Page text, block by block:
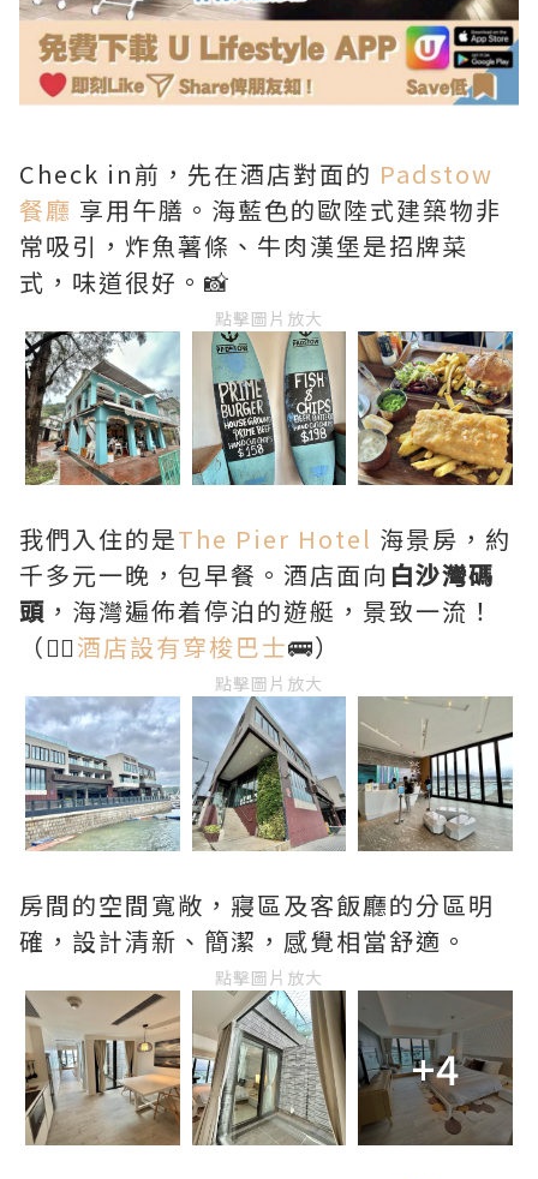
Check in前，先在酒店對面的 Padstow
餐廳 享用午膳。海藍色的歐陸式建築物非
常吸引，炸魚薯條、牛肉漢堡是招牌菜
式，味道很好。📸
點擊圖片放大
我們入住的是The Pier Hotel 海景房，約
千多元一晚，包早餐。酒店面向 白沙灣碼
頭 ，海灣遍佈着停泊的遊艇，景致一流！
（👉🏻酒店設有穿梭巴士🚌）
點擊圖片放大
房間的空間寬敞，寢區及客飯廳的分區明
確，設計清新、簡潔，感覺相當舒適。
點擊圖片放大
+4